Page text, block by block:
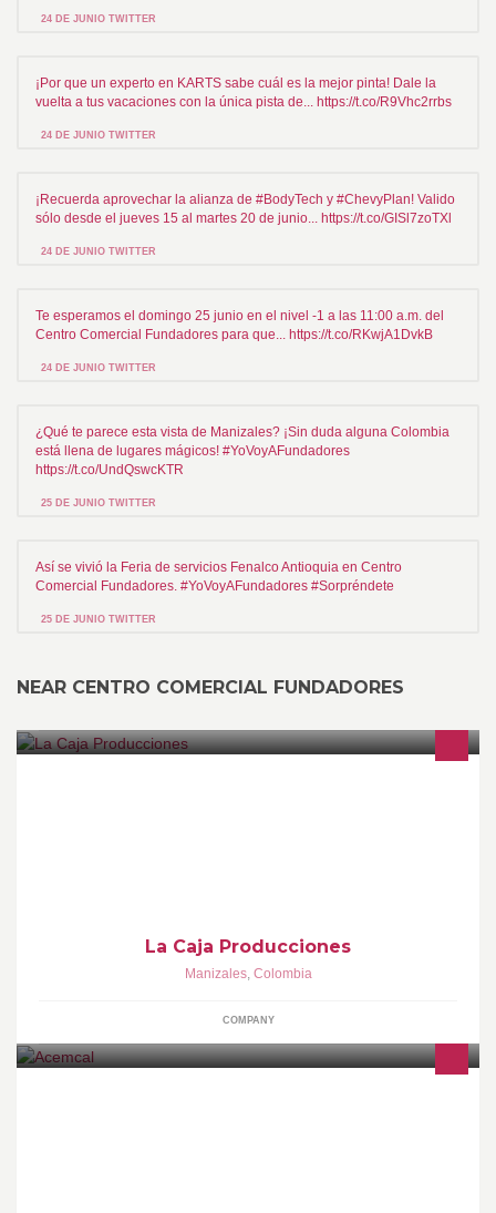
24 DE JUNIO TWITTER
¡Por que un experto en KARTS sabe cuál es la mejor pinta! Dale la
vuelta a tus vacaciones con la única pista de... https://t.co/R9Vhc2rrbs
24 DE JUNIO TWITTER
¡Recuerda aprovechar la alianza de #BodyTech y #ChevyPlan! Valido
sólo desde el jueves 15 al martes 20 de junio... https://t.co/GISl7zoTXl
24 DE JUNIO TWITTER
Te esperamos el domingo 25 junio en el nivel -1 a las 11:00 a.m. del
Centro Comercial Fundadores para que... https://t.co/RKwjA1DvkB
24 DE JUNIO TWITTER
¿Qué te parece esta vista de Manizales? ¡Sin duda alguna Colombia
está llena de lugares mágicos! #YoVoyAFundadores
https://t.co/UndQswcKTR
25 DE JUNIO TWITTER
Así se vivió la Feria de servicios Fenalco Antioquia en Centro
Comercial Fundadores. #YoVoyAFundadores #Sorpréndete
25 DE JUNIO TWITTER
NEAR CENTRO COMERCIAL FUNDADORES
La Caja Producciones
Manizales, Colombia
COMPANY